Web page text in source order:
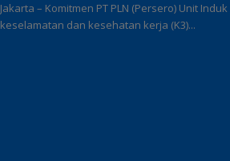
Jakarta – Komitmen PT PLN (Persero) Unit
keselamatan dan kesehatan kerja (K3)...